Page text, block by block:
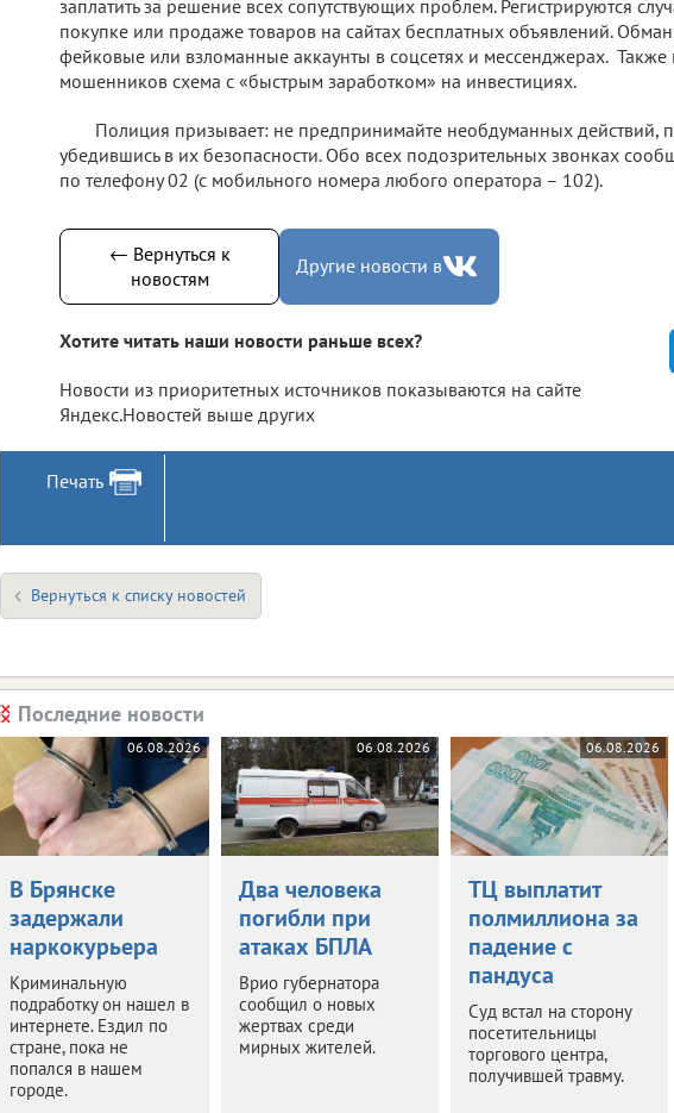
заплатить за решение всех сопутствующих проблем. Регистрируются
покупке или продаже товаров на сайтах бесплатных объявлений.
фейковые или взломанные аккаунты в соцсетях и мессенджерах. Также
мошенников схема с «быстрым заработком» на инвестициях.
Полиция призывает: не предпринимайте необдуманных действий,
убедившись в их безопасности. Обо всех подозрительных звонках
по телефону 02 (с мобильного номера любого оператора – 102).
← Вернуться к
новостям
Другие новости в
Хотите читать наши новости раньше всех?
Новости из приоритетных источников показываются на сайте
Яндекс.Новостей выше других
Печать
Вернуться к списку новостей
Последние новости
06.08.2026
В Брянске
задержали
наркокурьера
Криминальную
подработку он нашел в
интернете. Ездил по
стране, пока не
попался в нашем
городе.
06.08.2026
Два человека
погибли при
атаках БПЛА
Врио губернатора
сообщил о новых
жертвах среди
мирных жителей.
06.08.2026
ТЦ выплатит
полмиллиона за
падение с
пандуса
Суд встал на сторону
посетительницы
торгового центра,
получившей травму.